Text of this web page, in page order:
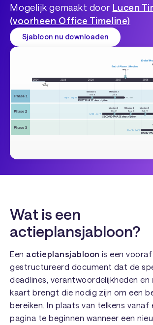
Mogelijk gemaakt door Lucen
(voorheen Office Timeline)
Sjabloon nu downloaden
Wat is een
actieplansjabloon?
Een actieplansjabloon is een vooraf
gestructureerd document dat de
deadlines, verantwoordelijkheden en
kaart brengt die nodig zijn om een
bereiken. In plaats van telkens vanaf
pagina te beginnen wanneer een